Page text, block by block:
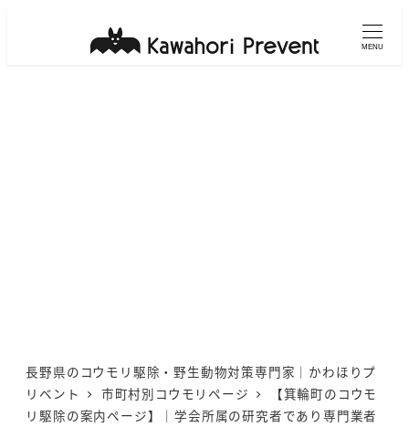
MENU
長野県のコウモリ駆除・野生動物対策専門家｜かわほりプ
リベント
市町村別コウモリページ
【箕輪町のコウモ
リ駆除の案内ページ】｜学会所属の研究者であり専門業者